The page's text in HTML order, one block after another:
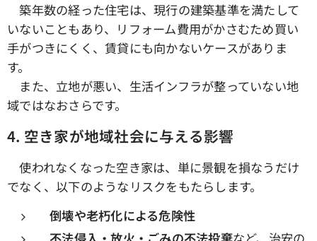
築年数の経った住宅は、現行の建築基準を満たして
いないこともあり、リフォーム費用がかさむため買い
手がつきにくく、賃貸にも向かないケースがありま
す。
また、立地が悪い、生活インフラが整っていない地
域ではなおさらです。
4. 空き家が地域社会に与える影響
使われなくなった空き家は、単に景観を損なうだけ
でなく、以下のようなリスクをもたらします。
倒壊や老朽化による危険性